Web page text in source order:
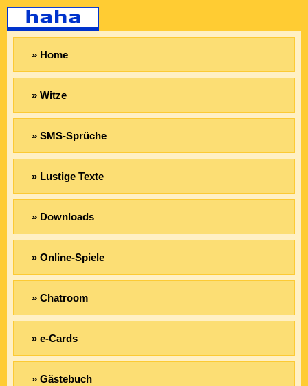
» Home
» Witze
» SMS-Sprüche
» Lustige Texte
» Downloads
» Online-Spiele
» Chatroom
» e-Cards
» Gästebuch